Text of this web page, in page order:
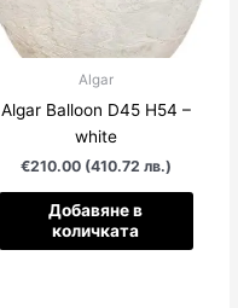
Algar
Algar Balloon D45 H54 –
white
€210.00 (410.72 лв.)
Добавяне в
количката